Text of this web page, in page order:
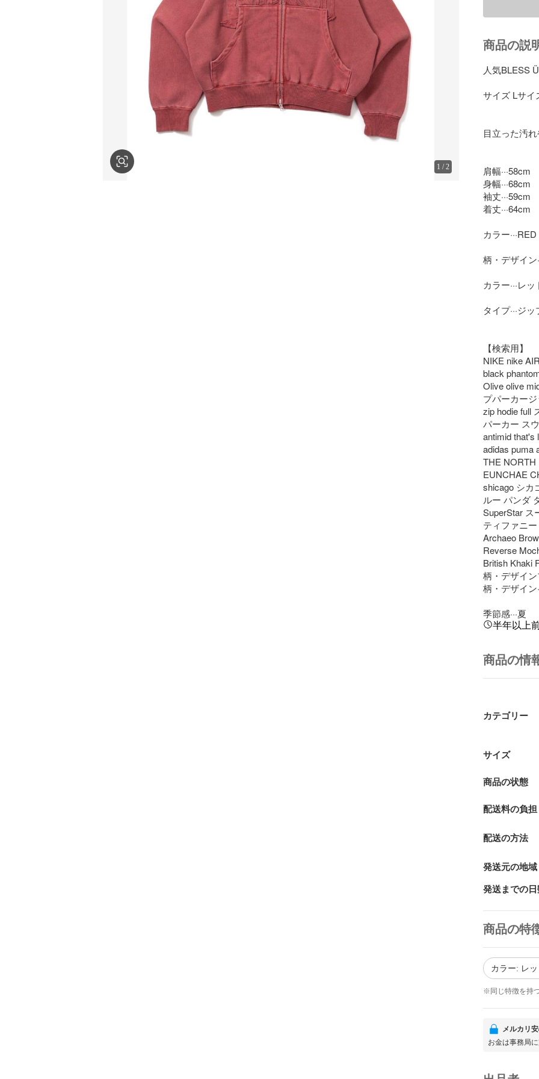
1 /2
商品の説
人気BLESS
サイズ Lサイ
目立った汚
肩幅···58cm
身幅···68cm
袖丈···59cm
着丈···64cm
カラー···RED
柄・デザイン
カラー···レッ
タイプ···ジ
【検索用】
NIKE nike
black
Olive olive
プパーカー
zip hodie full
パーカー ス
antimid that's
adidas puma
THE NORTH
EUNCHAE
shicago シカ
ルー パンダ
SuperStar ス
ティファニ
Archaeo
Reverse
British Khaki
柄・デザイ
柄・デザイン
季節感···夏
半年以上
商品の情
カテゴリー
サイズ
商品の状態
配送料の負担
配送の方法
発送元の地域
発送までの日
商品の特
カラー: レ
※同じ特徴を持
メルカリ
お金は事務局